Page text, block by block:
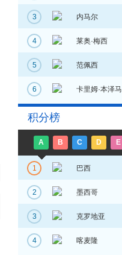
3 内马尔
4 莱奥·梅西
5 范佩西
6 卡里姆·本泽马
积分榜
A B C D E
1 巴西
2 墨西哥
3 克罗地亚
4 喀麦隆